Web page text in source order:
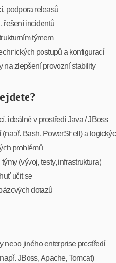
podpora releasů
řešení incidentů
týmem
postupů a konfigurací
na zlepšení provozní stability
ideálně v prostředí Java / JBoss
Bash, PowerShell) a
problémů
(vývoj, testy, infrastruktura)
učit se
dotazů
nebo jiného enterprise prostředí
JBoss, Apache, Tomcat)